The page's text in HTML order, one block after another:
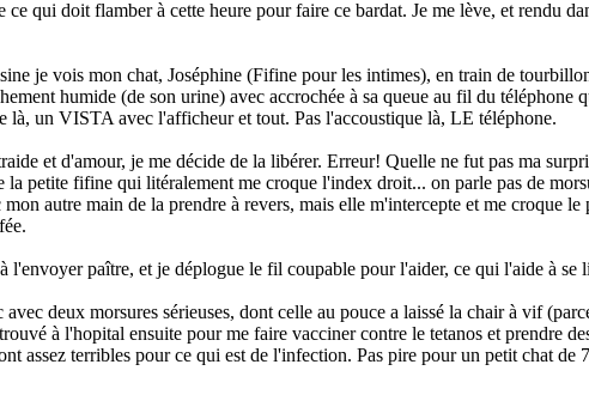
ce qui doit flamber à cette heure pour faire ce bardat. Je me lève, et rendu
je vois mon chat, Joséphine (Fifine pour les intimes), en train de
humide (de son urine) avec accrochée à sa queue au fil du téléphone
là, un VISTA avec l'afficheur et tout. Pas l'accoustique là, LE téléphone.
et d'amour, je me décide de la libérer. Erreur! Quelle ne fut pas ma
la petite fifine qui litéralement me croque l'index droit... on parle pas de
mon autre main de la prendre à revers, mais elle m'intercepte et me croque
l'envoyer paître, et je déplogue le fil coupable pour l'aider, ce qui l'aide à se
avec deux morsures sérieuses, dont celle au pouce a laissé la chair à vif
à l'hopital ensuite pour me faire vacciner contre le tetanos et prendre
assez terribles pour ce qui est de l'infection. Pas pire pour un petit chat de